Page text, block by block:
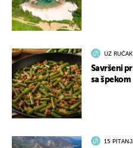
UZ
Savršeni
sa špekom
15